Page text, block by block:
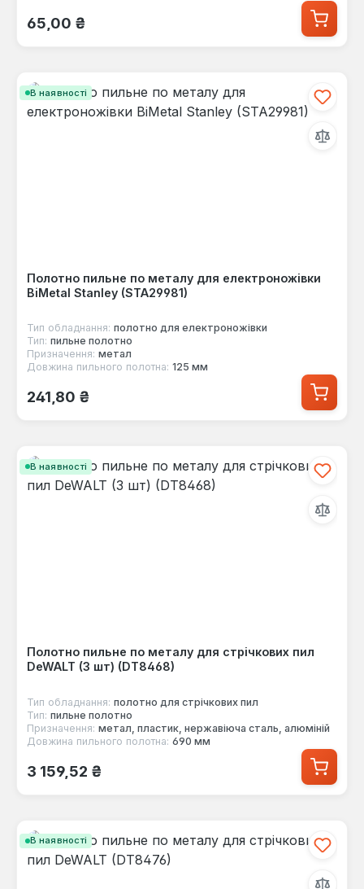
Звичайна ціна:
65,00 ₴
В наявності
Полотно пильне по металу для електроножівки
BiMetal Stanley (STA29981)
Тип обладнання: полотно для електроножівки
Тип: пильне полотно
Призначення: метал
Довжина пильного полотна: 125 мм
Звичайна ціна:
241,80 ₴
В наявності
Полотно пильне по металу для стрічкових пил
DeWALT (3 шт) (DT8468)
Тип обладнання: полотно для стрічкових пил
Тип: пильне полотно
Призначення: метал, пластик, нержавіюча сталь, алюміній
Довжина пильного полотна: 690 мм
Звичайна ціна:
3 159,52 ₴
В наявності